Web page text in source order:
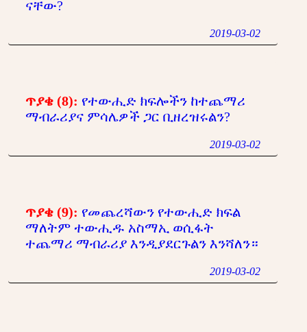
ናቸው?
2019-03-02
ጥያቄ (8): የተውሒድ ክፍሎችን ከተጨማሪ
ማብራሪያና ምሳሌዎች ጋር ቢዘረዝሩልን?
2019-03-02
ጥያቄ (9): የመጨረሻውን የተውሒድ ክፍል
ማለትም ተውሒዱ አስማኢ ወሲፋት
ተጨማሪ ማብራሪያ እንዲያደርጉልን እንሻለን።
2019-03-02